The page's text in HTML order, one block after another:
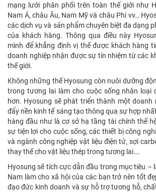
mạng lưới phân phối trên toàn thế giới như
Nam Á, châu Âu, Nam Mỹ và châu Phi vv…
các dịch vụ và sản phẩm chuyên biệt đa dạng
của khách hàng. Thông qua điều này
mình để khẳng định vị thế được khách hàng
doanh nghiệp nhận được sự tín nhiệm từ các
thế giới.
Không những thế Hyosung còn nuôi dưỡng
trong tương lai làm cho cuộc sống nhân loại
hơn. Hyosung sẽ phát triển thành một doanh
đẩy nền kinh tế sáng tạo thông qua sự hợp
hàng đầu như là cơ sở hạ tầng tài chính thế
sự tiện lợi cho cuộc sống, các thiết bị công
và ngành công nghiệp vật liệu điện tử, sợi
thay thế cho vật liệu thép trong tương lai….
Hyosung sẽ tích cực dẫn đầu trong mục tiêu –
Nam làm cho xã hội của các bạn trở nên tốt
đạo đức kinh doanh và sự hỗ trợ tương hỗ,